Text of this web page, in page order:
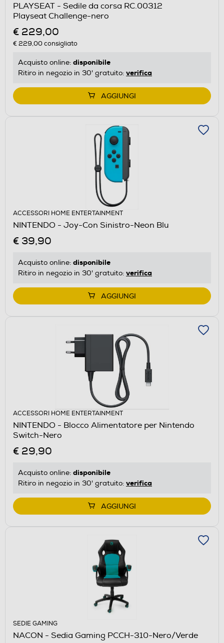
PLAYSEAT - Sedile da corsa RC.00312
Playseat Challenge-nero
€ 229,00
€ 229,00consigliato
Acquisto online: disponibile
Ritiro in negozio in 30' gratuito: verifica
AGGIUNGI
ACCESSORI HOME ENTERTAINMENT
NINTENDO - Joy-Con Sinistro-Neon Blu
€ 39,90
Acquisto online: disponibile
Ritiro in negozio in 30' gratuito: verifica
AGGIUNGI
ACCESSORI HOME ENTERTAINMENT
NINTENDO - Blocco Alimentatore per Nintendo
Switch-Nero
€ 29,90
Acquisto online: disponibile
Ritiro in negozio in 30' gratuito: verifica
AGGIUNGI
SEDIE GAMING
NACON - Sedia Gaming PCCH-310-Nero/Verde